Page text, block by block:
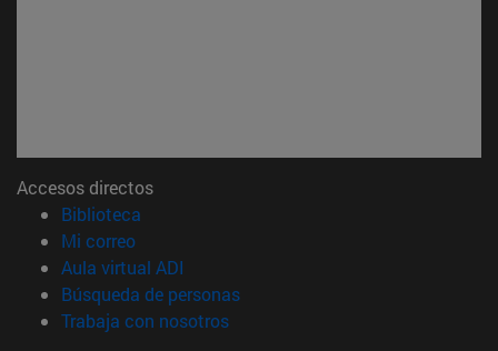
Accesos directos
Biblioteca
Mi correo(abre en nueva ventana)
Aula virtual ADI
Búsqueda de personas(abre en nueva ventana)
Trabaja con nosotros(abre en nueva ventana)